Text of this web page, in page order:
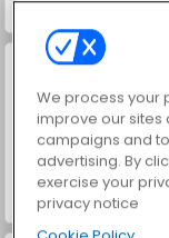
VegaMix Da Vinci
We process your
improve our sites
campaigns and
advertising. By
exercise your
privacy notice